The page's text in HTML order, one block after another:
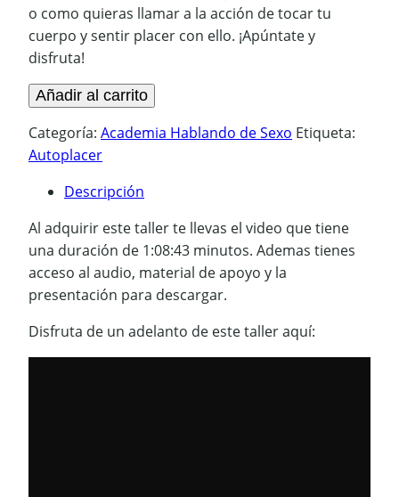
o como quieras llamar a la acción de tocar tu
cuerpo y sentir placer con ello. ¡Apúntate y
disfruta!
Taller
Autoplacer
cantidad
Añadir al carrito
Categoría: Academia Hablando de Sexo Etiqueta:
Autoplacer
Descripción
Al adquirir este taller te llevas el video que tiene
una duración de 1:08:43 minutos. Ademas tienes
acceso al audio, material de apoyo y la
presentación para descargar.
Disfruta de un adelanto de este taller aquí: